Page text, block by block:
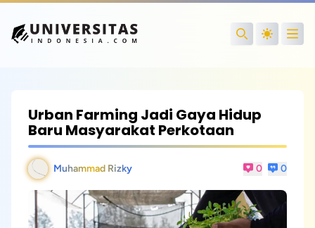
Search
Urban Farming Jadi Gaya Hidup
Baru Masyarakat Perkotaan
Muhammad Rizky 0 0